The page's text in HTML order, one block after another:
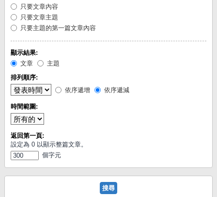
只要文章內容
只要文章主題
只要主題的第一篇文章內容
顯示結果:
文章
主題
排列順序:
依序遞增
依序遞減
時間範圍:
返回第一頁:
設定為 0 以顯示整篇文章。
個字元